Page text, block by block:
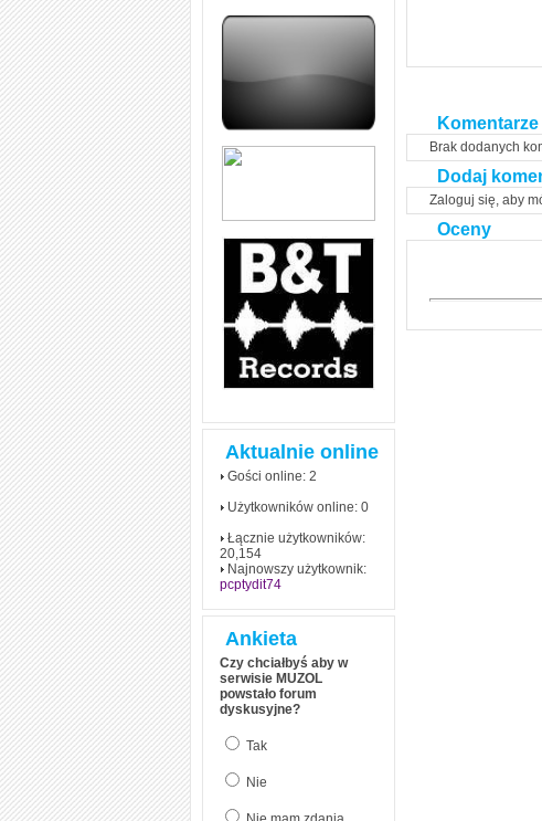
zapamiętasz
zrozumiale wytłumaczył, na
(reported speech) w języku
angielskim
dłużej!
Aktualnie online
Gości online: 2
Użytkowników online: 0
Łącznie użytkowników:
20,154
Najnowszy użytkownik:
pcptydit74
Ankieta
Czy chciałbyś aby w
serwisie MUZOL
powstało forum
dyskusyjne?
Tak
Nie
Komentarze
Brak dodanych
Dodaj
Zaloguj się, aby
Oceny